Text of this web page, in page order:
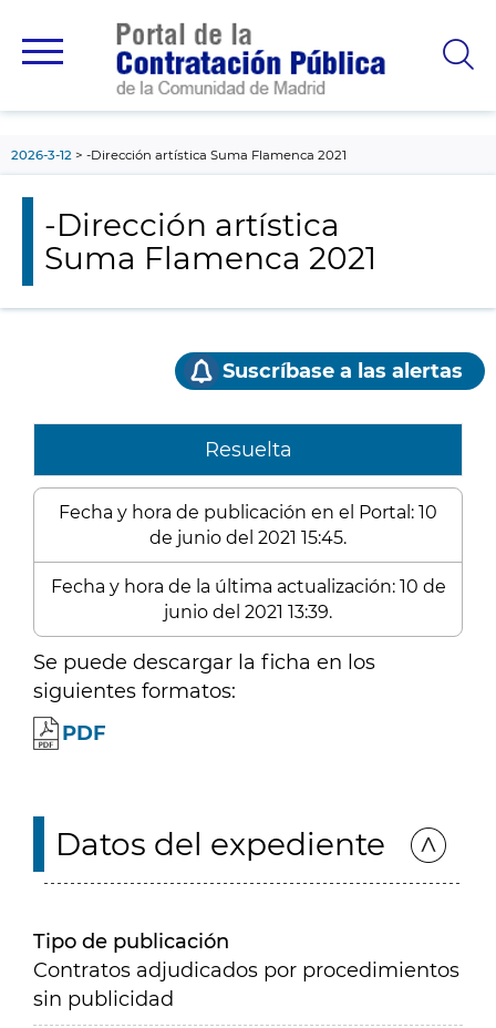
principal
2026-3-12 -Dirección artística Suma Flamenca 2021
-Dirección artística
Suma Flamenca 2021
Suscríbase a las alertas
Resuelta
Fecha y hora de publicación en el Portal: 10
de junio del 2021 15:45.
Fecha y hora de la última actualización: 10 de
junio del 2021 13:39.
Se puede descargar la ficha en los
siguientes formatos:
PDF
Datos del expediente
Tipo de publicación
Contratos adjudicados por procedimientos
sin publicidad